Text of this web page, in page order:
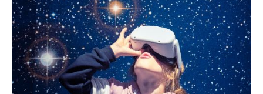
Банные комплексы
Горнолыжные клубы
Спецпроекты
Инвестиционный портал
Федоскинская фабрика
Пикник в Подмосковье
Золотое кольцо России